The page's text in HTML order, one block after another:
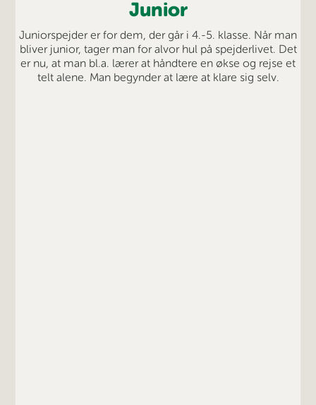
Junior
Juniorspejder er for dem, der går i 4.-5. klasse. Når man
bliver junior, tager man for alvor hul på spejderlivet. Det
er nu, at man bl.a. lærer at håndtere en økse og rejse et
telt alene. Man begynder at lære at klare sig selv.